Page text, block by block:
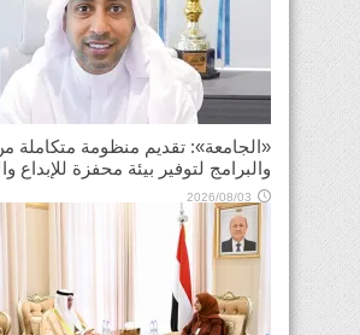
«الجامعة»: تقديم منظومة متكاملة
والبرامج لتوفير بيئة محفزة للإبداع
2026/08/03